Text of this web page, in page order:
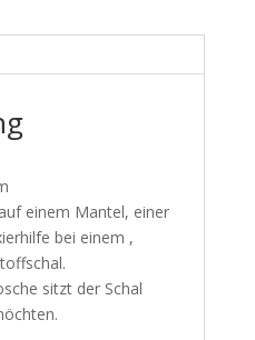
einem Mantel, einer
bei einem ,
sitzt der Schal